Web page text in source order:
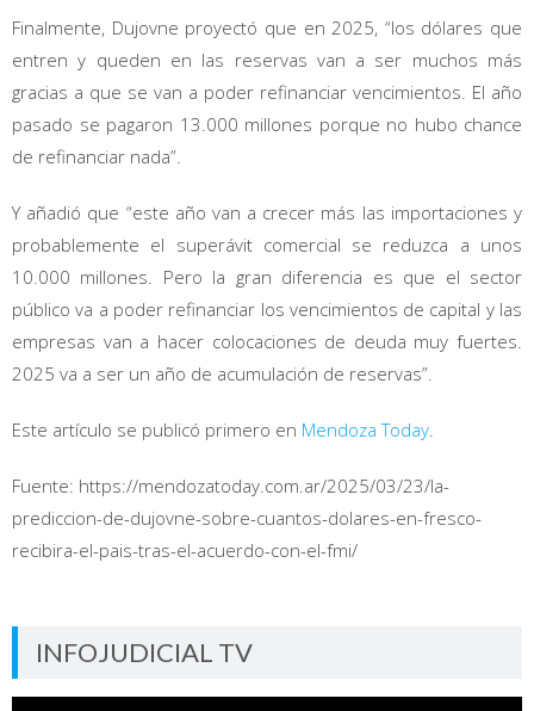
Finalmente, Dujovne proyectó que en 2025, “los dólares que
entren y queden en las reservas van a ser muchos más
gracias a que se van a poder refinanciar vencimientos. El año
pasado se pagaron 13.000 millones porque no hubo chance
de refinanciar nada”.
Y añadió que “este año van a crecer más las importaciones y
probablemente el superávit comercial se reduzca a unos
10.000 millones. Pero la gran diferencia es que el sector
público va a poder refinanciar los vencimientos de capital y las
empresas van a hacer colocaciones de deuda muy fuertes.
2025 va a ser un año de acumulación de reservas”.
Este artículo se publicó primero en Mendoza Today
Fuente: https://mendozatoday.com.ar/2025/03/23/la-
prediccion-de-dujovne-sobre-cuantos-dolares-en-fresco-
recibira-el-pais-tras-el-acuerdo-con-el-fmi/
INFOJUDICIAL TV